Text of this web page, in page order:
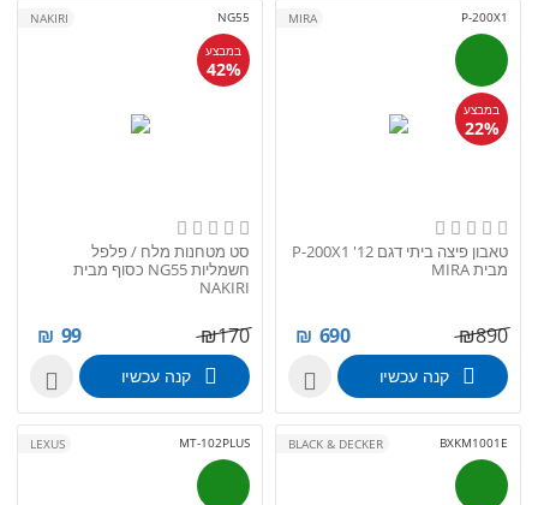
P-200X1
במבצע
22%
MIRA
טאבון פיצה ביתי דגם P-200X1 '12
מבית MIRA
890
₪
690
₪
קנה עכשיו 
NG55
במבצע
42%
NAKIRI
סט מטחנות מלח / פלפל
חשמליות NG55 כסוף מבית
NAKIRI
170
₪
99
₪
קנה עכשיו 
BXKM1001E
BLACK & DECKER
MT-102PLUS
LEXUS